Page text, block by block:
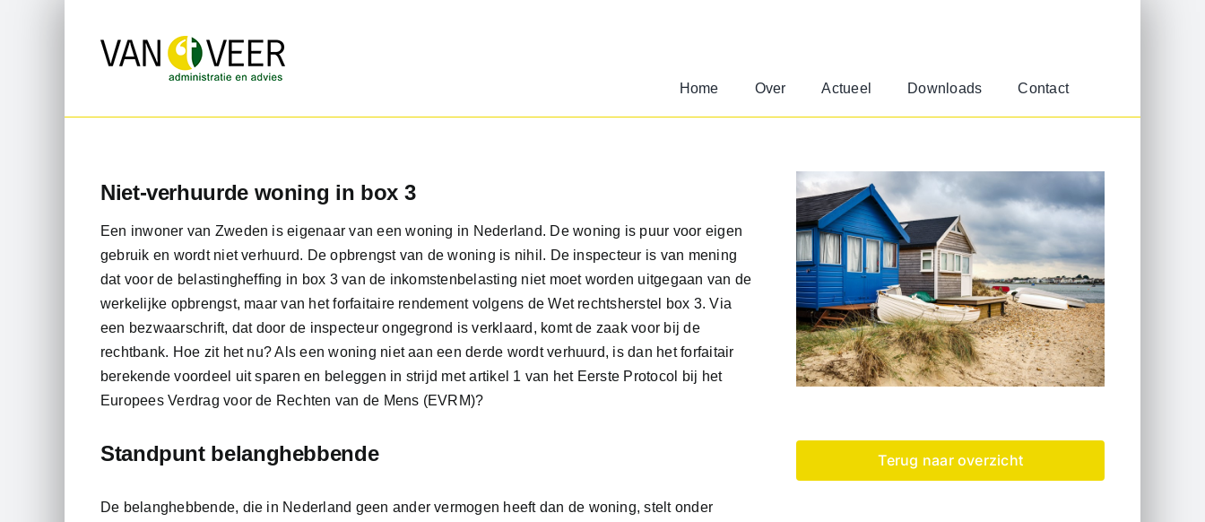
Home
Over Actueel Downloads Contact
Niet-verhuurde woning in box 3
Een inwoner van Zweden is eigenaar van een woning in Nederland. De woning is puur voor eigen
gebruik en wordt niet verhuurd. De opbrengst van de woning is nihil. De inspecteur is van mening
dat voor de belastingheffing in box 3 van de inkomstenbelasting niet moet worden uitgegaan van de
werkelijke opbrengst, maar van het forfaitaire rendement volgens de Wet rechtsherstel box 3. Via
een bezwaarschrift, dat door de inspecteur ongegrond is verklaard, komt de zaak voor bij de
rechtbank. Hoe zit het nu? Als een woning niet aan een derde wordt verhuurd, is dan het forfaitair
berekende voordeel uit sparen en beleggen in strijd met artikel 1 van het Eerste Protocol bij het
Europees Verdrag voor de Rechten van de Mens (EVRM)?
Standpunt belanghebbende
De belanghebbende, die in Nederland geen ander vermogen heeft dan de woning, stelt onder
Terug naar overzicht